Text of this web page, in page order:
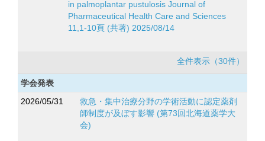
in palmoplantar pustulosis Journal of
Pharmaceutical Health Care and Sciences
11,1-10頁 (共著) 2025/08/14
全件表示（30件）
学会発表
2026/05/31
救急・集中治療分野の学術活動に認定薬剤
師制度が及ぼす影響 (第73回北海道薬学大
会)